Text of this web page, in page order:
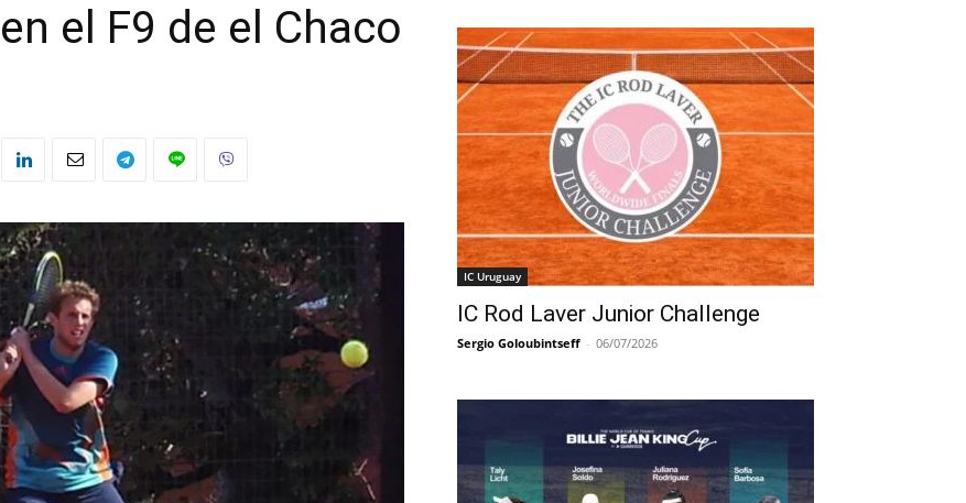
el F9 de el Chaco
IC Uruguay
IC Rod Laver Junior Challenge
Sergio Goloubintseff - 06/07/2026